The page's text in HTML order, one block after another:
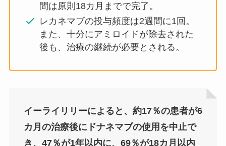
間は原則18カ月までで完了。
レカネマブの投与頻度は2週間に1回。
また、十分にアミロイドが除去された
後も、治療の継続が必要とされる。
イーライリリーによると、約17％の患者が6
カ月の治療後にドナネマブの使用を中止で
き、47％が1年以内に、69％が18カ月以内